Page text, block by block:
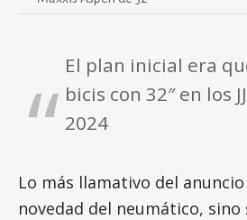
El plan inicial era
bicis con 32″ en los
2024
Lo más llamativo del
novedad del neumático,